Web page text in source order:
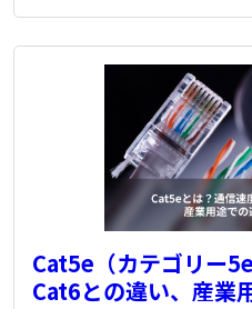
Cat5e（カテゴリー
Cat6との違い、産業